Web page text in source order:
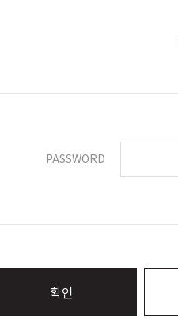
PASSWORD
확인